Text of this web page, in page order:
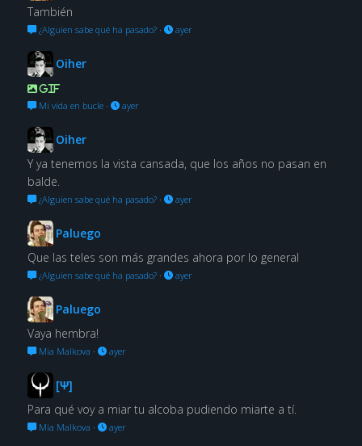
También
¿Alguien sabe qué ha pasado?· ayer
Oiher
GIF
Mi vida en bucle· ayer
Oiher
Y ya tenemos la vista cansada, que los años no pasan en
balde.
¿Alguien sabe qué ha pasado?· ayer
Paluego
Que las teles son más grandes ahora por lo general
¿Alguien sabe qué ha pasado?· ayer
Paluego
Vaya hembra!
Mia Malkova · ayer
[Ψ]
Para qué voy a miar tu alcoba pudiendo miarte a tí.
Mia Malkova · ayer